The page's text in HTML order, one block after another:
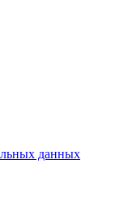
данных